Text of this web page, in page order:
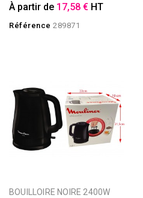
À partir de 17,58 € HT
Référence 289871
BOUILLOIRE NOIRE 2400W